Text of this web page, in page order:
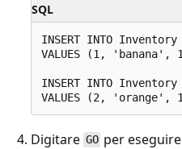
SQL
INSERT INTO Inventory
VALUES (1, 'banana',
INSERT INTO Inventory
Digitare GO per